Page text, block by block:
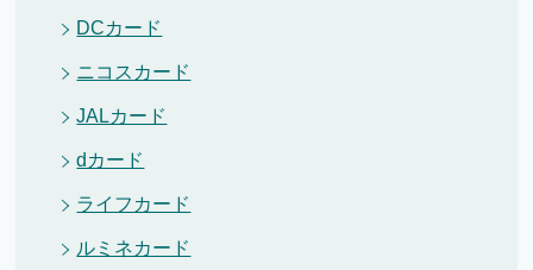
DCカード
ニコスカード
JALカード
dカード
ライフカード
ルミネカード